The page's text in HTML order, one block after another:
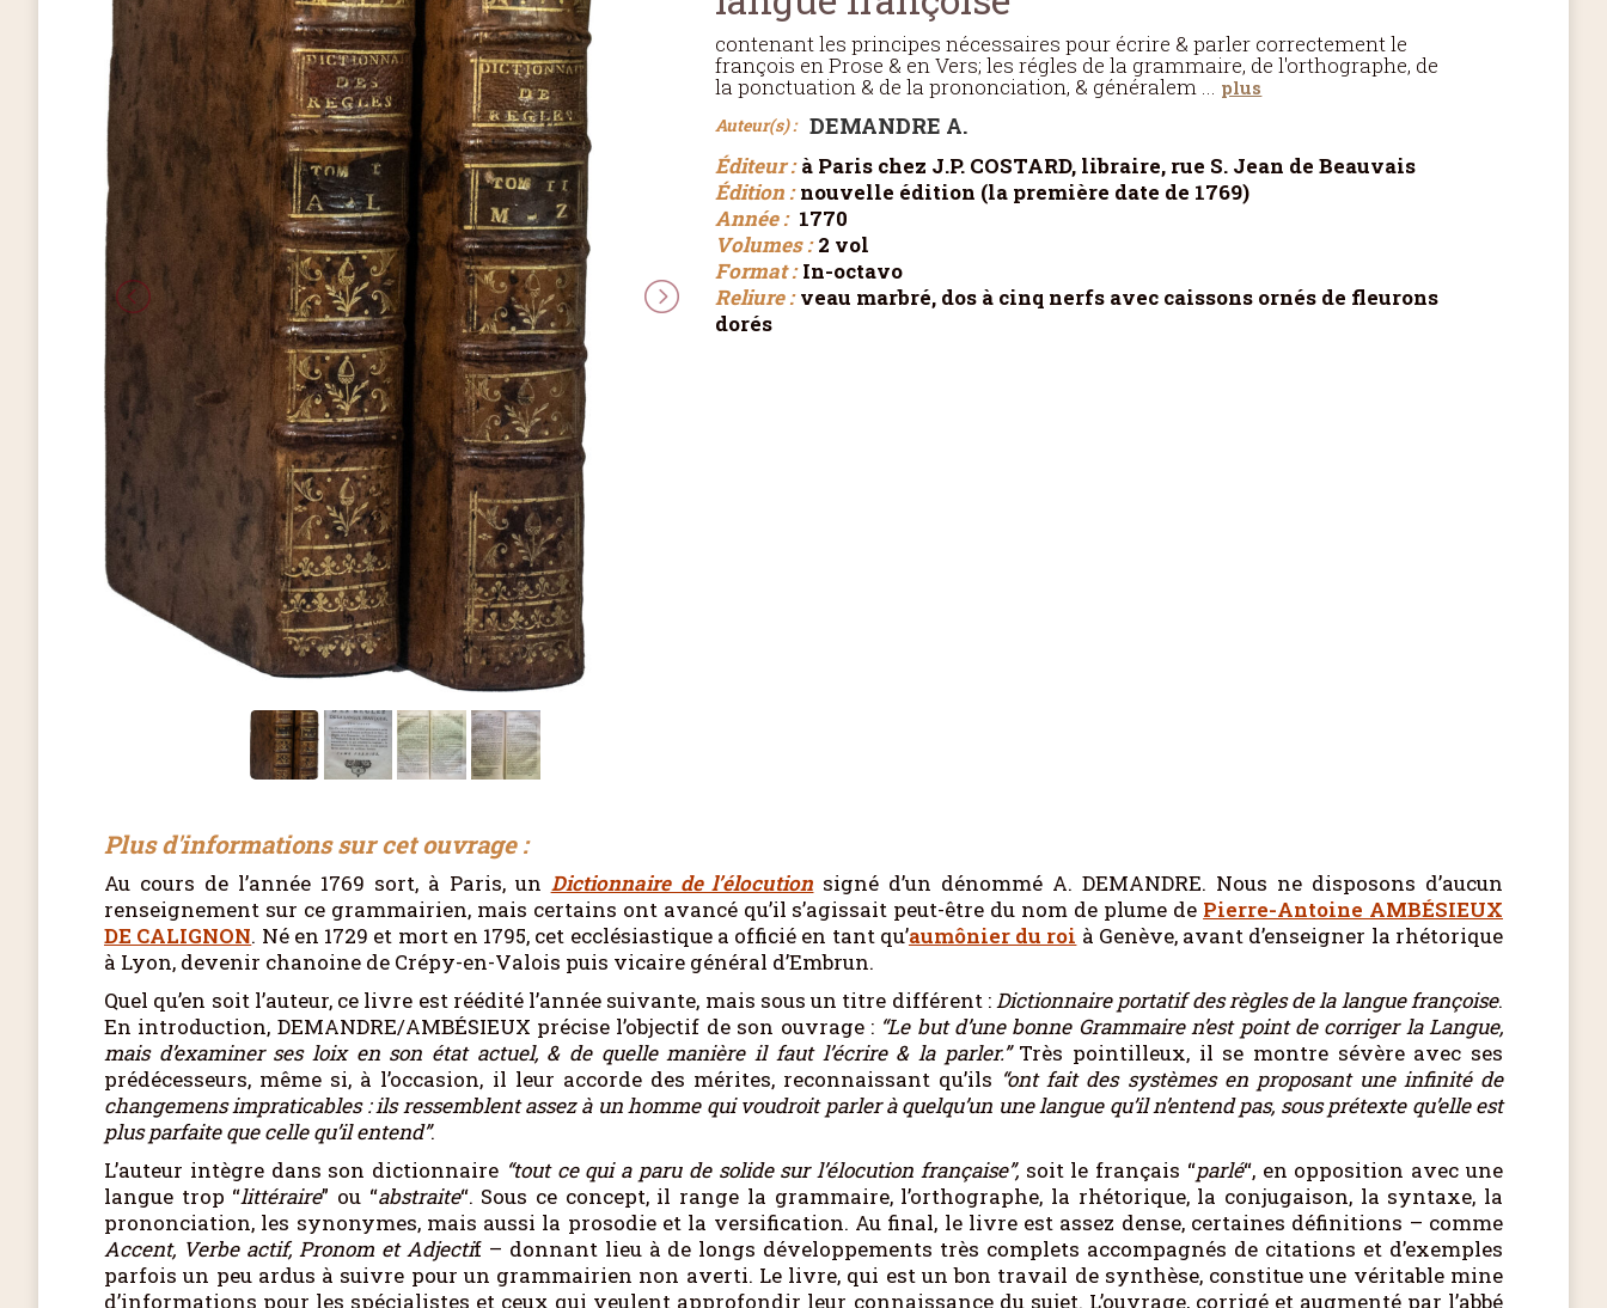
contenant les principes nécessaires pour écrire & parler correctement le
françois en Prose & en Vers; les régles de la grammaire, de l'orthographe, de
la ponctuation & de la prononciation, & généralem ... plus
Auteur(s) : DEMANDRE A.
Éditeur :à Paris chez J.P. COSTARD, libraire, rue S. Jean de Beauvais
Édition :nouvelle édition (la première date de 1769)
Année :1770
Volumes :2 vol
Format :In-octavo
Reliure :veau marbré, dos à cinq nerfs avec caissons ornés de fleurons
dorés
Plus d'informations sur cet ouvrage :
Au cours de l’année 1769 sort, à Paris, un Dictionnaire de l’élocution signé d’un dénommé A. DEMANDRE. Nous ne disposons d’aucun
renseignement sur ce grammairien, mais certains ont avancé qu’il s’agissait peut-être du nom de plume de Pierre-Antoine AMBÉSIEUX
DE CALIGNON. Né en 1729 et mort en 1795, cet ecclésiastique a officié en tant qu’aumônier du roi à Genève, avant d’enseigner la rhétorique
à Lyon, devenir chanoine de Crépy-en-Valois puis vicaire général d’Embrun.
Quel qu’en soit l’auteur, ce livre est réédité l’année suivante, mais sous un titre différent :Dictionnaire portatif des règles de la langue françoise.
En introduction, DEMANDRE/AMBÉSIEUX précise l’objectif de son ouvrage : “Le but d’une bonne Grammaire n’est point de corriger la Langue,
mais d’examiner ses loix en son état actuel, & de quelle manière il faut l’écrire & la parler.”Très pointilleux, il se montre sévère avec ses
prédécesseurs, même si, à l’occasion, il leur accorde des mérites, reconnaissant qu’ils “ont fait des systèmes en proposant une infinité de
changemens impraticables : ils ressemblent assez à un homme qui voudroit parler à quelqu’un une langue qu’il n’entend pas, sous prétexte qu’elle est
plus parfaite que celle qu’il entend”.
L’auteur intègre dans son dictionnaire “tout ce qui a paru de solide sur l’élocution française”, soit le français “parlé“, en opposition avec une
langue trop “littéraire” ou “abstraite“. Sous ce concept, il range la grammaire, l’orthographe, la rhétorique, la conjugaison, la syntaxe, la
prononciation, les synonymes, mais aussi la prosodie et la versification. Au final, le livre est assez dense, certaines définitions – comme
Accent, Verbe actif, Pronom et Adjectif – donnant lieu à de longs développements très complets accompagnés de citations et d’exemples
parfois un peu ardus à suivre pour un grammairien non averti. Le livre, qui est un bon travail de synthèse, constitue une véritable mine
d’informations pour les spécialistes et ceux qui veulent approfondir leur connaissance du sujet. L’ouvrage, corrigé et augmenté par l’abbé